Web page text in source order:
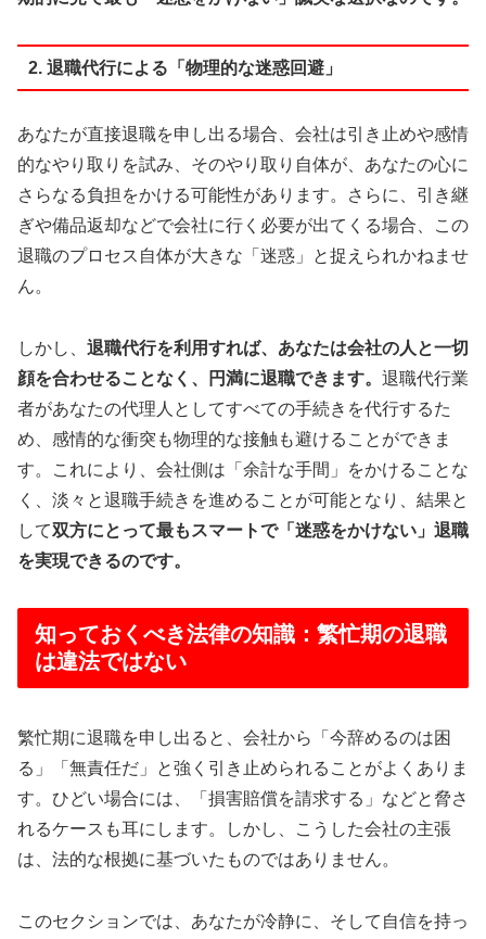
2. 退職代行による「物理的な迷惑回避」
あなたが直接退職を申し出る場合、会社は引き止めや感情
的なやり取りを試み、そのやり取り自体が、あなたの心に
さらなる負担をかける可能性があります。さらに、引き継
ぎや備品返却などで会社に行く必要が出てくる場合、この
退職のプロセス自体が大きな「迷惑」と捉えられかねませ
ん。
しかし、 退職代行を利用すれば、あなたは会社の人と一切
顔を合わせることなく、円満に退職できます。 退職代行業
者があなたの代理人としてすべての手続きを代行するた
め、感情的な衝突も物理的な接触も避けることができま
す。これにより、会社側は「余計な手間」をかけることな
く、淡々と退職手続きを進めることが可能となり、結果と
して双方にとって最もスマートで「迷惑をかけない」退職
を実現できるのです。
知っておくべき法律の知識：繁忙期の退職
は違法ではない
繁忙期に退職を申し出ると、会社から「今辞めるのは困
る」「無責任だ」と強く引き止められることがよくありま
す。ひどい場合には、「損害賠償を請求する」などと脅さ
れるケースも耳にします。しかし、こうした会社の主張
は、法的な根拠に基づいたものではありません。
このセクションでは、あなたが冷静に、そして自信を持っ